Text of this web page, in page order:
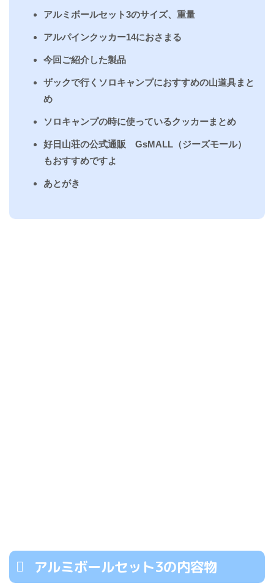
アルミボールセット3のサイズ、重量
アルパインクッカー14におさまる
今回ご紹介した製品
ザックで行くソロキャンプにおすすめの山道具まと
め
ソロキャンプの時に使っているクッカーまとめ
好日山荘の公式通販 GsMALL（ジーズモール）
もおすすめですよ
あとがき
アルミボールセット3の内容物